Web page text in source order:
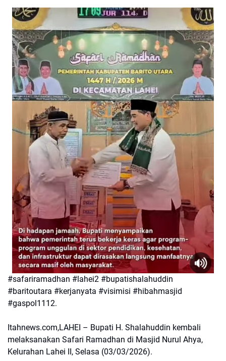
#safariramadhan #lahei2 #bupatishalahuddin
#baritoutara #kerjanyata #visimisi #hibahmasjid
#gaspol1112.
Itahnews.com,LAHEI – Bupati H. Shalahuddin kembali
melaksanakan Safari Ramadhan di Masjid Nurul Ahya,
Kelurahan Lahei II, Selasa (03/03/2026).